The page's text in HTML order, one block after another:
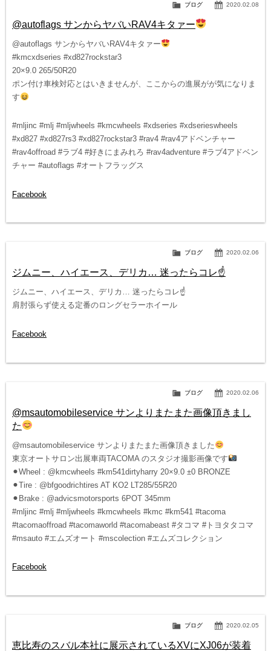
2020.02.08
ブログ
@autoflags サンからヤバいRAV4キタァー
@autoflags サンからヤバいRAV4キタァー
#kmcxdseries #xd827rockstar3
20×9.0 265/50R20
ポン付け車検対応とはいきませんが、ここからの進展がが気になりま
す
#mljinc #mlj #mljwheels #kmcwheels #xdseries #xdserieswheels
#xd827 #xd827rs3 #xd827rockstar3 #rav4 #rav4アドベンチャー
#rav4offroad #ラブ4 #好きにまみれろ #rav4adventure #ラブ4アドベン
チャー #autoflags #オートフラッグス
Facebook
2020.02.06
ブログ
ジムニー、ハイエース、デリカ… 迷ったらコレ☝️
ジムニー、ハイエース、デリカ… 迷ったらコレ☝️
肩肘張らず使える定番のロングセラーホイール
Facebook
2020.02.06
ブログ
@msautomobileservice サンよりまたまた画像頂きまし
た
@msautomobileservice サンよりまたまた画像頂きました
東京オートサロン出展車両TACOMA のスタジオ撮影画像です
⚫︎Wheel : @kmcwheels #km541dirtyharry 20×9.0 ±0 BRONZE
⚫︎Tire : @bfgoodrichtires AT KO2 LT285/55R20
⚫︎Brake : @advicsmotorsports 6POT 345mm
#mljinc #mlj #mljwheels #kmcwheels #kmc #km541 #tacoma
#tacomaoffroad #tacomaworld #tacomabeast #タコマ #トヨタタコマ
#msauto #エムズオート #mscolection #エムズコレクション
Facebook
2020.02.05
ブログ
恵比寿のスバル本社に展示されているXVにXJ06が装着